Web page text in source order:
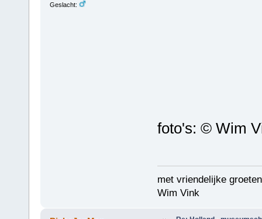
Geslacht:
foto's: © Wim
met vriendelijke
Wim Vink